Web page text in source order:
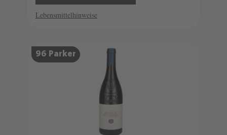
Lebensmittelhinweise
SCHATZKAMMER
SEHR LIMITIERT
96 Parker